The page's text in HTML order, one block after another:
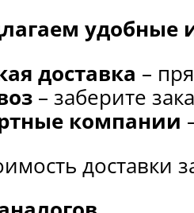
удобные
доставка –
– заберите
компании
доставки